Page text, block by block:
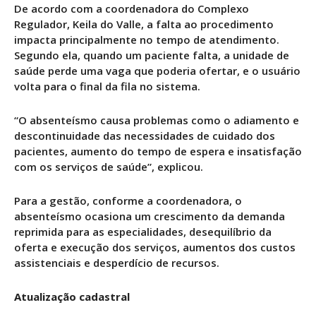
De acordo com a coordenadora do Complexo
Regulador, Keila do Valle, a falta ao procedimento
impacta principalmente no tempo de atendimento.
Segundo ela, quando um paciente falta, a unidade de
saúde perde uma vaga que poderia ofertar, e o usuário
volta para o final da fila no sistema.
“O absenteísmo causa problemas como o adiamento e
descontinuidade das necessidades de cuidado dos
pacientes, aumento do tempo de espera e insatisfação
com os serviços de saúde”, explicou.
Para a gestão, conforme a coordenadora, o
absenteísmo ocasiona um crescimento da demanda
reprimida para as especialidades, desequilíbrio da
oferta e execução dos serviços, aumentos dos custos
assistenciais e desperdício de recursos.
Atualização cadastral